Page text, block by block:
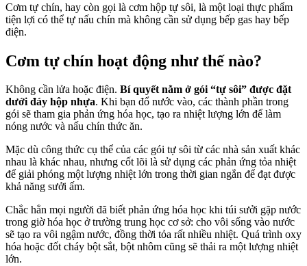
Cơm tự chín, hay còn gọi là cơm hộp tự sôi, là một loại thực phẩm
tiện lợi có thể tự nấu chín mà không cần sử dụng bếp gas hay bếp
điện.
Cơm tự chín hoạt động như thế nào?
Không cần lửa hoặc điện. Bí quyết nằm ở gói “tự sôi” được đặt
dưới đáy hộp nhựa. Khi bạn đổ nước vào, các thành phần trong
gói sẽ tham gia phản ứng hóa học, tạo ra nhiệt lượng lớn để làm
nóng nước và nấu chín thức ăn.
Mặc dù công thức cụ thể của các gói tự sôi từ các nhà sản xuất khác
nhau là khác nhau, nhưng cốt lõi là sử dụng các phản ứng tỏa nhiệt
để giải phóng một lượng nhiệt lớn trong thời gian ngắn để đạt được
khả năng sưởi ấm.
Chắc hẳn mọi người đã biết phản ứng hóa học khi túi sưởi gặp nước
trong giờ hóa học ở trường trung học cơ sở: cho vôi sống vào nước
sẽ tạo ra vôi ngậm nước, đồng thời tỏa rất nhiều nhiệt. Quá trình oxy
hóa hoặc đốt cháy bột sắt, bột nhôm cũng sẽ thải ra một lượng nhiệt
lớn.